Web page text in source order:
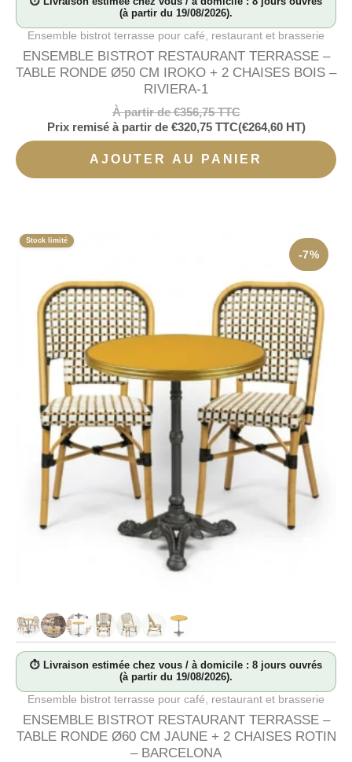
(à partir du 19/08/2026).
Ensemble bistrot terrasse pour café, restaurant et brasserie
ENSEMBLE BISTROT RESTAURANT TERRASSE –
TABLE RONDE Ø50 CM IROKO + 2 CHAISES BOIS –
RIVIERA-1
À partir de€356,75TTC
Prix remisé à partir de €320,75TTC(€264,60HT)
AJOUTER AU PANIER
-7%
⏱ Livraison estimée chez vous / à domicile : 8 jours ouvrés
(à partir du 19/08/2026).
Stock limité
Ensemble bistrot terrasse pour café, restaurant et brasserie
ENSEMBLE BISTROT RESTAURANT TERRASSE –
TABLE RONDE Ø60 CM JAUNE + 2 CHAISES ROTIN
– BARCELONA